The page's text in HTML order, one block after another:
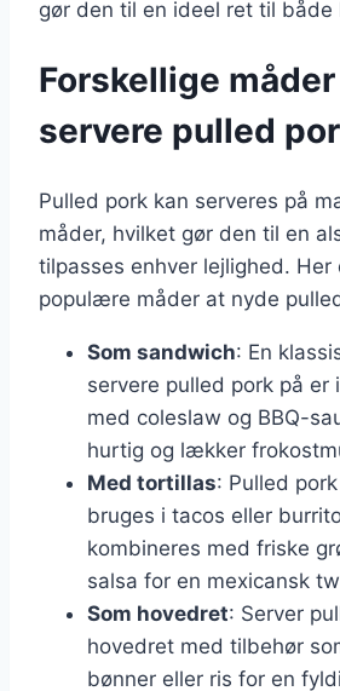
gør den til en ideel ret til både
Forskellige
servere pulled
Pulled pork kan serveres på
måder, hvilket gør den til en
tilpasses enhver lejlighed. Her
populære måder at nyde
Som sandwich: En
servere pulled pork på er
med coleslaw og BBQ-
hurtig og lækker
Med tortillas: Pulled
bruges i tacos eller
kombineres med friske
salsa for en mexicansk
Som hovedret: Server
hovedret med tilbehør
bønner eller ris for en